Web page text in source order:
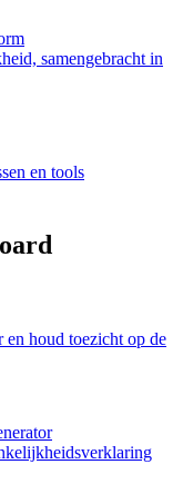
samengebracht in
en tools
en houd toezicht op de